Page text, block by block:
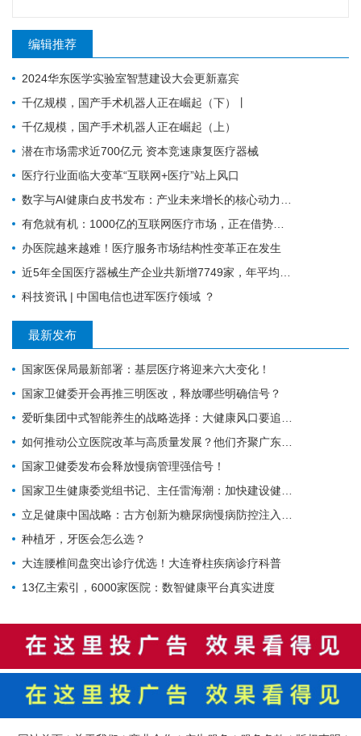
综合考虑服务人群、病种等因素，合理布局特色科室，配
备与开展的诊疗服务相适应的设备设施。建立健全特色科
室管理规章制度，明确人员岗位职责、疾病诊疗规范、技
术操作和服务规程等。强化医德医风建设和医学人文素养
培育，不断提升患者满意度。与上级医疗机构合作开展特
色科室建设的，应签订合作协议，明确双方的职责和权
利。落实基层医疗卫生机构传染病防控责任。（四）提升
服务能力。特色科室应重点结合乡镇卫生院、社区卫生服
展住院服务的，入院人数占机构总入院人数的比例不低于
10%。结合家庭医生签约服务和基本公共卫生服务，特色
科室服务要从疾病治疗向健康管理延伸拓展，实现疾病预
防、诊断、治疗、康复、健康管理等系统连续服务。
（五）强化医疗质量管理。基层医疗卫生机构应建立健全
医疗质量安全管理制度和规范，严格落实医疗核心制度、
患者安全管理制度、医院感染防控制度等，定期开展医疗
质量安全评估。鼓励运用信息化、人工智能等手段，加强
特色科室合理用药监测、院内感染防控、不良事件上报等
管理，重点监控院感发生率、并发症发生率、不良事件上
报率等。各地要将基层医疗质量管理纳入当地医疗质量管
理与控制体系。（六）落实医联体帮扶责任。发挥城市
基层医药护技骨干人才，提高基层特色科室临床适宜技术
应用能力和服务水平。压实城市医疗集团、紧密型县域
医
共体
牵头医院责任，落实人员长期派驻要求，加强临床
带教、人员培训，通过设置专家工作站、名医工作室、专
编辑推荐
2024华东医学实验室智慧建设大会更新嘉宾
千亿规模，国产手术机器人正在崛起（下）丨
千亿规模，国产手术机器人正在崛起（上）
潜在市场需求近700亿元 资本竞速康复医疗器械
医疗行业面临大变革“互联网+医疗”站上风口
数字与AI健康白皮书发布：产业未来增长的核心动力，引领竞争格局
有危就有机：1000亿的互联网医疗市场，正在借势破局
办医院越来越难！医疗服务市场结构性变革正在发生
近5年全国医疗器械生产企业共新增7749家，年平均增长1550家
科技资讯 | 中国电信也进军医疗领域 ？
最新发布
国家医保局最新部署：基层医疗将迎来六大变化！
国家卫健委开会再推三明医改，释放哪些明确信号？
爱昕集团中式智能养生的战略选择：大健康风口要追，赋能产业的根基要扎
如何推动公立医院改革与高质量发展？他们齐聚广东为9个地市出谋划策→
国家卫健委发布会释放慢病管理强信号！
国家卫生健康委党组书记、主任雷海潮：加快建设健康中国
立足健康中国战略：古方创新为糖尿病慢病防控注入中医药力量
种植牙，牙医会怎么选？
大连腰椎间盘突出诊疗优选！大连脊柱疾病诊疗科普
13亿主索引，6000家医院：数智健康平台真实进度